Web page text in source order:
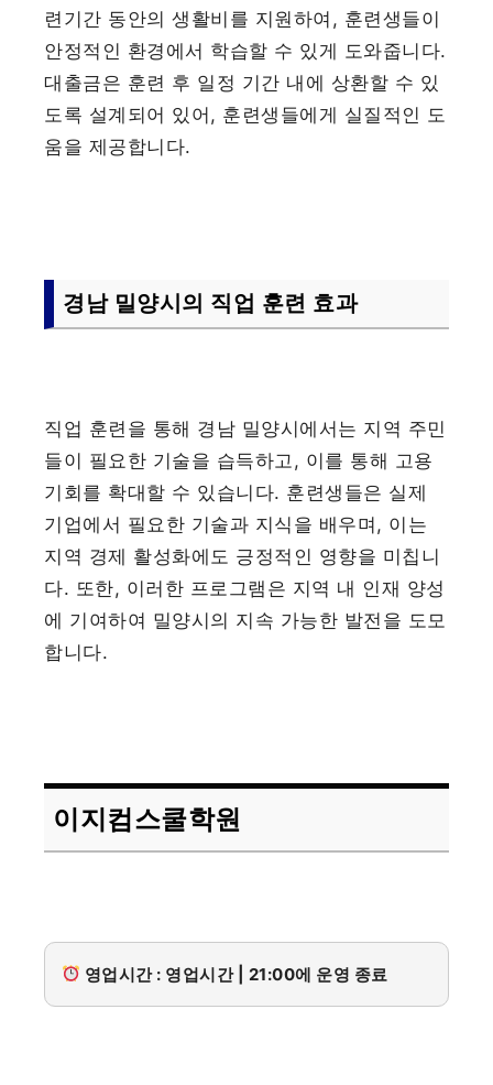
련기간 동안의 생활비를 지원하여, 훈련생들이
안정적인 환경에서 학습할 수 있게 도와줍니다.
대출금은 훈련 후 일정 기간 내에 상환할 수 있
도록 설계되어 있어, 훈련생들에게 실질적인 도
움을 제공합니다.
경남 밀양시의 직업 훈련 효과
직업 훈련을 통해 경남 밀양시에서는 지역 주민
들이 필요한 기술을 습득하고, 이를 통해 고용
기회를 확대할 수 있습니다. 훈련생들은 실제
기업에서 필요한 기술과 지식을 배우며, 이는
지역 경제 활성화에도 긍정적인 영향을 미칩니
다. 또한, 이러한 프로그램은 지역 내 인재 양성
에 기여하여 밀양시의 지속 가능한 발전을 도모
합니다.
이지컴스쿨학원
영업시간 : 영업시간 | 21:00에 운영 종료